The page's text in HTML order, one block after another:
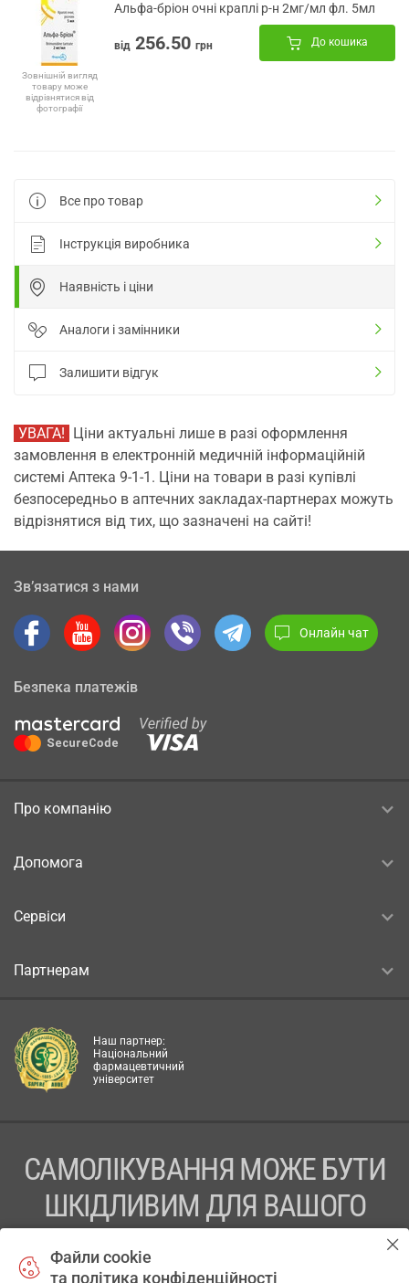
Зовнішній вигляд
товару може
відрізнятися від
фотографії
Альфа-бріон очні краплі р-н 2мг/мл фл. 5мл
від 256.50 грн До кошика
Все про товар
Інструкція виробника
Наявність і ціни
Аналоги і замінники
Залишити відгук
УВАГА! Ціни актуальні лише в разі оформлення
замовлення в електронній медичній інформаційній
системі Аптека 9-1-1. Ціни на товари в разі купівлі
безпосередньо в аптечних закладах-партнерах можуть
відрізнятися від тих, що зазначені на сайті!
Зв’язатися з нами
Онлайн чат
Безпека платежів
Про компанію
Допомога
Сервіси
Партнерам
Наш партнер:
Національний
фармацевтичний
університет
САМОЛІКУВАННЯ МОЖЕ БУТИ
ШКІДЛИВИМ ДЛЯ ВАШОГО
Файли cookie
та політика конфіденційності